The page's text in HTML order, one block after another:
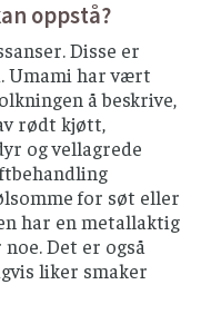
oppstå?
Disse er
Umami har vært
å beskrive,
rødt kjøtt,
og vellagrede
for søt eller
har en metallaktig
Det er også
liker smaker